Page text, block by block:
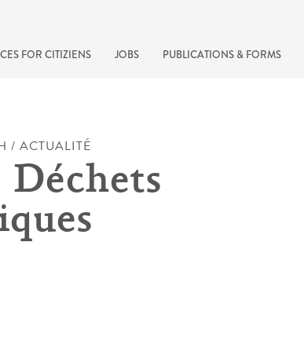
FOR CITIZIENS JOBS PUBLICATIONS & FORMS
/ ACTUALITÉ